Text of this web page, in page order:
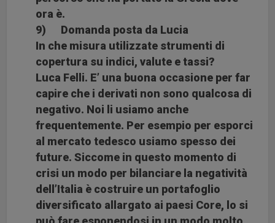
ora è.
9) Domanda posta da Lucia
In che misura utilizzate strumenti di
copertura su indici, valute e tassi?
Luca Felli. E’ una buona occasione per far
capire che i derivati non sono qualcosa di
negativo. Noi li usiamo anche
frequentemente. Per esempio per esporci
al mercato tedesco usiamo spesso dei
future. Siccome in questo momento di
crisi un modo per bilanciare la negatività
dell’Italia è costruire un portafoglio
diversificato allargato ai paesi Core, lo si